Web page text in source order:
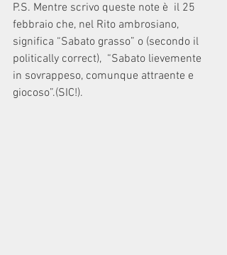
P.S. Mentre scrivo queste note è  il 25
febbraio che, nel Rito ambrosiano,
significa “Sabato grasso” o (secondo il
politically correct),  “Sabato lievemente
in sovrappeso, comunque attraente e
giocoso”.(SIC!).